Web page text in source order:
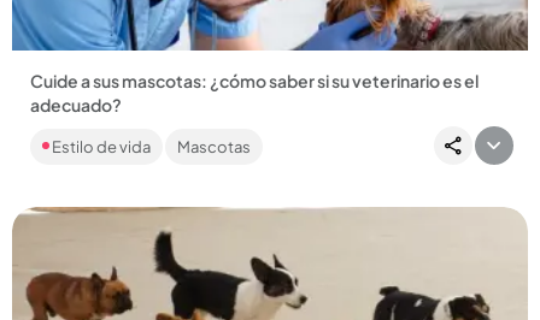
Cuide a sus mascotas: ¿cómo saber si su veterinario es el
adecuado?
vidade las mascotas: aquí lo que debe saber para encontrar
Estilo de vida Mascotas